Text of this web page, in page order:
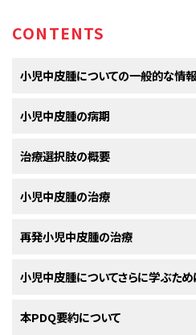
CONTENTS
小児中皮腫についての一般的な情報
中皮腫は、胸部または腹部の臓器を
疾患です：
胸膜：胸腔の内側と肺を覆う薄い
腹膜：腹壁の内側と
小児中皮腫の病期
がんが原発部位から拡がっているかどう
することがあります。小児中皮腫には、
る決定を下すためにも利用されます。
治療選択肢の概要
小児中皮腫の患者さんには様々な治
その中には標準治療（現在使用されてい
良したり、がんの患者さんのための新し
新しい治療法のほうが良好であることが
小児中皮腫の治療
以下の治療法に関する情報については、
新たに 診断された小児の 中皮腫の治療
再発小児中皮腫の治療
以下の治療法に関する情報については、
小児の再発中皮腫の治療法には以下のよ
小児中皮腫についてさらに学ぶため
米国国立がん研究所が提供している小児
本PDQ要約について